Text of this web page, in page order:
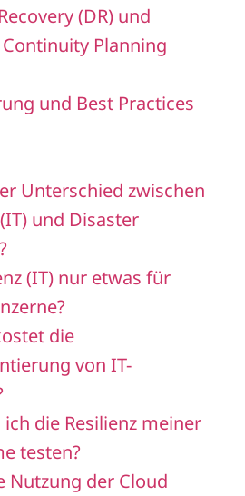
(DR) und
Planning
und Best Practices
Unterschied zwischen
und Disaster
(IT) nur etwas für
die
von IT-
die Resilienz meiner
testen?
Nutzung der Cloud